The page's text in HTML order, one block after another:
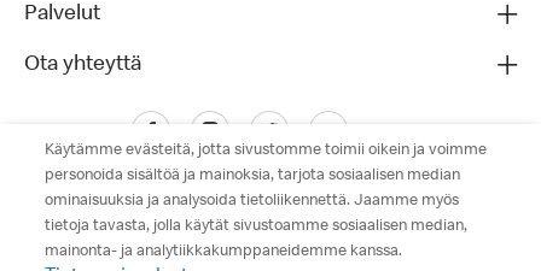
Palvelut
Ota yhteyttä
Käytämme evästeitä, jotta sivustomme toimii oikein ja voimme
personoida sisältöä ja mainoksia, tarjota sosiaalisen median
ominaisuuksia ja analysoida tietoliikennettä. Jaamme myös
tietoja tavasta, jolla käytät sivustoamme sosiaalisen median,
mainonta- ja analytiikkakumppaneidemme kanssa.